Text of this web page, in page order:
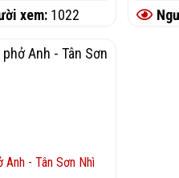
xem:1022
Anh - Tân Sơn Nhì